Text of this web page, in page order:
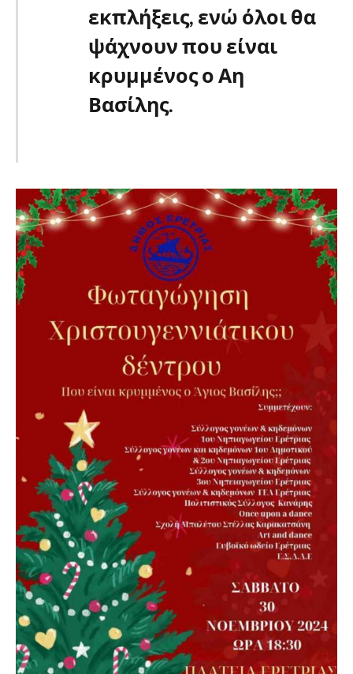
εκπλήξεις, ενώ όλοι θα
ψάχνουν που είναι
κρυμμένος ο Αη
Βασίλης.